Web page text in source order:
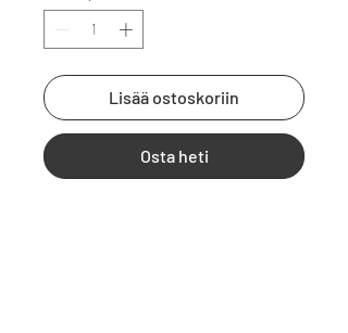
Lisää ostoskoriin
Osta heti